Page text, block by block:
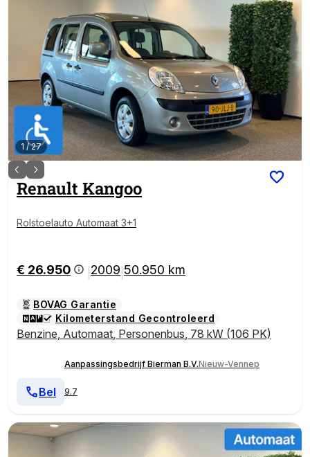
1 /27
Renault Kangoo
Rolstoelauto Automaat 3+1
€ 26.950 2009 50.950 km
BOVAG Garantie
Kilometerstand Gecontroleerd
Benzine, Automaat, Personenbus, 78 kW (106 PK)
Aanpassingsbedrijf Bierman B.V.Nieuw-Vennep
9.7
Bel